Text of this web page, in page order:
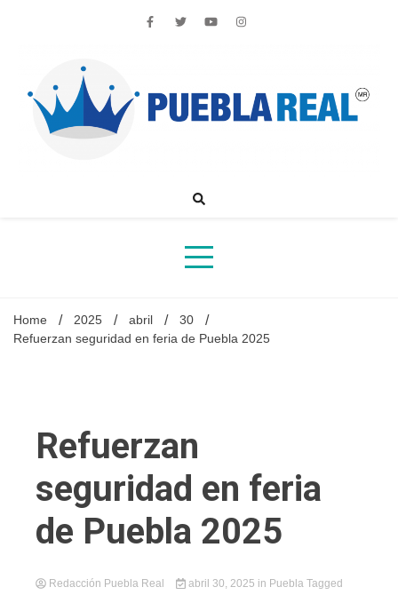
Noticias de actualidad de Puebla, México y el mundo
Home 2025 abril
30
Refuerzan seguridad en feria de Puebla 2025
Refuerzan
seguridad en feria
de Puebla 2025
Redacción Puebla Real abril 30, 2025 in Puebla Tagged